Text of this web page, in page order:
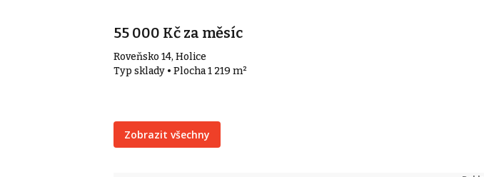
55 000 Kč za měsíc
Roveňsko 14, Holice
Typ sklady • Plocha 1 219 m²
Zobrazit všechny